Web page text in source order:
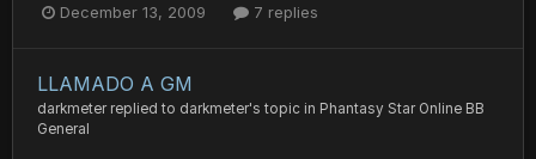
December 13, 2009 7 replies
LLAMADO A GM
darkmeter replied to darkmeter's topic in Phantasy Star Online BB
General